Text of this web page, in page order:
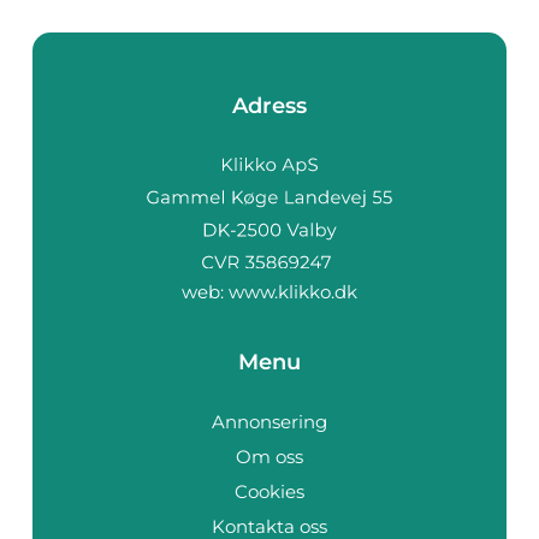
Adress
web: www.klikko.dk
Menu
Annonsering
Om oss
Cookies
Kontakta oss